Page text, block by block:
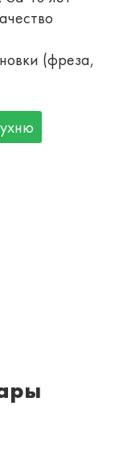
(фреза,